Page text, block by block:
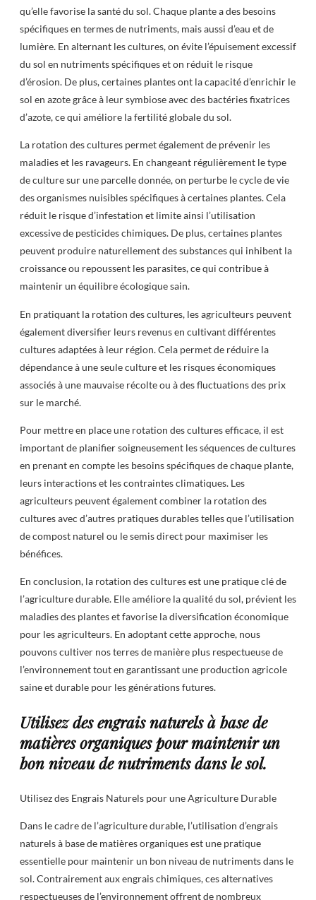
qu’elle favorise la santé du sol. Chaque plante a des besoins
spécifiques en termes de nutriments, mais aussi d’eau et de
lumière. En alternant les cultures, on évite l’épuisement excessif
du sol en nutriments spécifiques et on réduit le risque
d’érosion. De plus, certaines plantes ont la capacité d’enrichir le
sol en azote grâce à leur symbiose avec des bactéries fixatrices
d’azote, ce qui améliore la fertilité globale du sol.
La rotation des cultures permet également de prévenir les
maladies et les ravageurs. En changeant régulièrement le type
de culture sur une parcelle donnée, on perturbe le cycle de vie
des organismes nuisibles spécifiques à certaines plantes. Cela
réduit le risque d’infestation et limite ainsi l’utilisation
excessive de pesticides chimiques. De plus, certaines plantes
peuvent produire naturellement des substances qui inhibent la
croissance ou repoussent les parasites, ce qui contribue à
maintenir un équilibre écologique sain.
En pratiquant la rotation des cultures, les agriculteurs peuvent
également diversifier leurs revenus en cultivant différentes
cultures adaptées à leur région. Cela permet de réduire la
dépendance à une seule culture et les risques économiques
associés à une mauvaise récolte ou à des fluctuations des prix
sur le marché.
Pour mettre en place une rotation des cultures efficace, il est
important de planifier soigneusement les séquences de cultures
en prenant en compte les besoins spécifiques de chaque plante,
leurs interactions et les contraintes climatiques. Les
agriculteurs peuvent également combiner la rotation des
cultures avec d’autres pratiques durables telles que l’utilisation
de compost naturel ou le semis direct pour maximiser les
bénéfices.
En conclusion, la rotation des cultures est une pratique clé de
l’agriculture durable. Elle améliore la qualité du sol, prévient les
maladies des plantes et favorise la diversification économique
pour les agriculteurs. En adoptant cette approche, nous
pouvons cultiver nos terres de manière plus respectueuse de
l’environnement tout en garantissant une production agricole
saine et durable pour les générations futures.
Utilisez des engrais naturels à base de
matières organiques pour maintenir un
bon niveau de nutriments dans le sol.
Utilisez des Engrais Naturels pour une Agriculture Durable
Dans le cadre de l’agriculture durable, l’utilisation d’engrais
naturels à base de matières organiques est une pratique
essentielle pour maintenir un bon niveau de nutriments dans le
sol. Contrairement aux engrais chimiques, ces alternatives
respectueuses de l’environnement offrent de nombreux